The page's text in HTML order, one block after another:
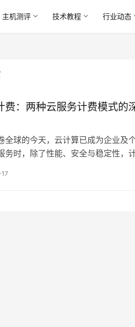
主机测评 技术教程 行业动态
费：两种云服务计费模式的
全球的今天，云计算已成为企业及
务时，除了性能、安全与稳定性，
系到成本控制、预算规划以及资源
模式主要分为，包年包月，预付费